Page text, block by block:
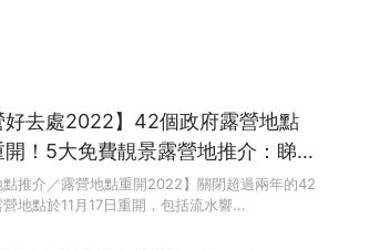
好去處2022】42個政府露營地點
開！5大免費靚景露營地推介：睇日
觀星／設洗手間浴室／落車5分鐘即
點推介／露營地點重開2022】關閉超過兩年的42
地點於11月17日重開，包括流水響...